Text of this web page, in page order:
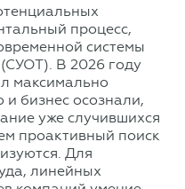
процесс,
системы
В 2026 году
максимально
и бизнес осознали,
уже случившихся
проактивный поиск
Для
линейных